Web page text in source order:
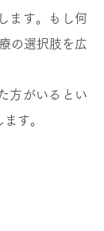
ます。もし何
の選択肢を広
方がいるとい
す。